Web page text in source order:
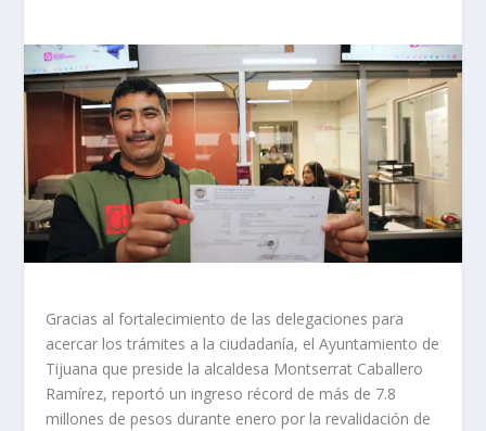
Gracias al fortalecimiento de las delegaciones para
acercar los trámites a la ciudadanía, el Ayuntamiento de
Tijuana que preside la alcaldesa Montserrat Caballero
Ramírez, reportó un ingreso récord de más de 7.8
millones de pesos durante enero por la revalidación de